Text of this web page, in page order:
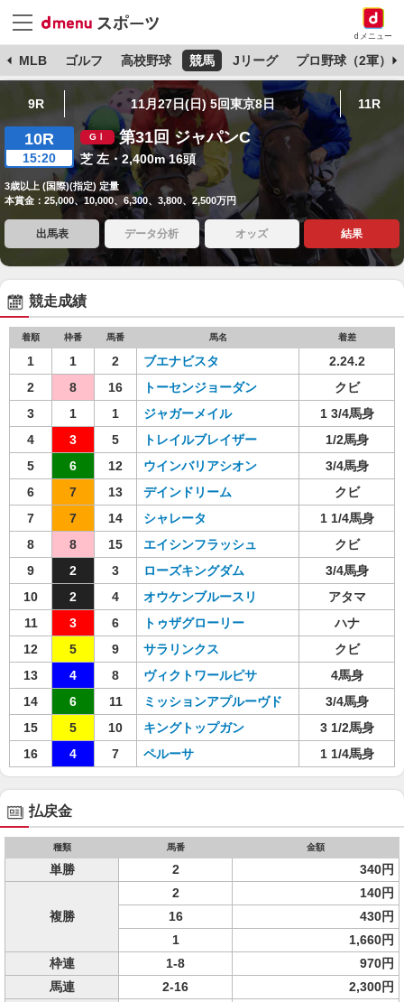
dメニュー
MLB ゴルフ 高校野球 競馬 Jリーグ プロ野球（2軍）
9R 11月27日(日) 5回東京8日 11R
10R
15:20
第31回 ジャパンC
芝 左・2,400m 16頭
3歳以上 (国際)(指定) 定量
本賞金：25,000、10,000、6,300、3,800、2,500万円
出馬表 データ分析 オッズ 結果
競走成績
着順 枠番 馬番 馬名 着差
1 1 2 ブエナビスタ
2.24.2
2
8 16 トーセンジョーダン
クビ
3
1 1 ジャガーメイル
1 3/4馬身
4
3 5 トレイルブレイザー
1/2馬身
5
6 12 ウインバリアシオン
3/4馬身
6
7 13 デインドリーム
クビ
7
7 14 シャレータ
1 1/4馬身
8
8 15 エイシンフラッシュ
クビ
9
2 3 ローズキングダム
3/4馬身
10
2 4 オウケンブルースリ
アタマ
11
3 6 トゥザグローリー
ハナ
12
5 9 サラリンクス
クビ
13
4 8 ヴィクトワールピサ
4馬身
14
6 11 ミッションアプルーヴド
3/4馬身
15
5 10 キングトップガン
3 1/2馬身
16
4 7 ペルーサ 1 1/4馬身
払戻金
種類 馬番 金額
単勝 2 340円
複勝
2
140円
16
430円
1
1,660円
枠連
1-8
970円
馬連
2-16 2,300円